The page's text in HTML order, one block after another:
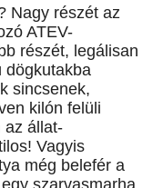
Nagy részét az
ATEV-
részét, legálisan
dögkutakba
sincsenek,
kilón felüli
az állat-
Vagyis
még belefér a